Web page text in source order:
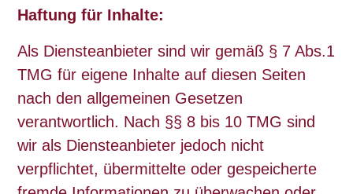
Haftung für Inhalte:
Als Diensteanbieter sind wir gemäß § 7 Abs.1
TMG für eigene Inhalte auf diesen Seiten
nach den allgemeinen Gesetzen
verantwortlich. Nach §§ 8 bis 10 TMG sind
wir als Diensteanbieter jedoch nicht
verpflichtet, übermittelte oder gespeicherte